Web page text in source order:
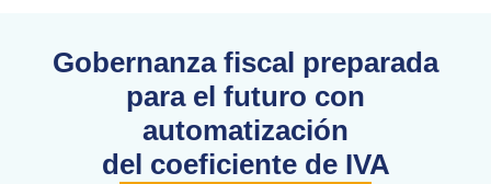
Gobernanza fiscal preparada
para el futuro con
automatización
del coeficiente de IVA